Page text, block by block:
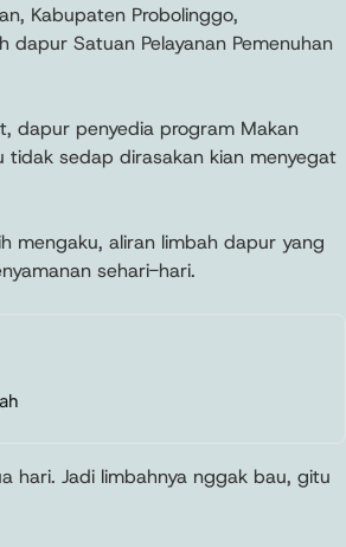
Kabupaten Probolinggo,
Satuan Pelayanan Pemenuhan
dapur penyedia program Makan
tidak sedap dirasakan kian menyegat
mengaku, aliran limbah dapur yang
sehari-hari.
hari. Jadi limbahnya nggak bau, gitu